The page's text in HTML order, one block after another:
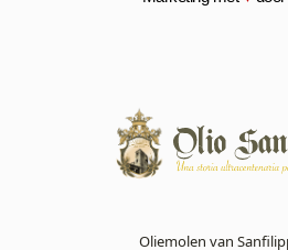
Oliemolen van